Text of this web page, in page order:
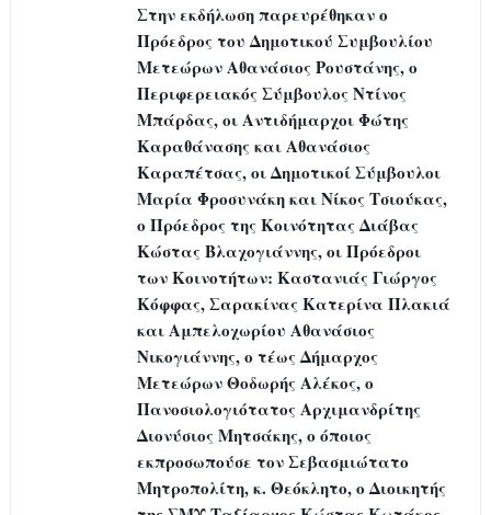
Στην εκδήλωση παρευρέθηκαν ο
Πρόεδρος του Δημοτικού Συμβουλίου
Μετεώρων Αθανάσιος Ρουστάνης, ο
Περιφερειακός Σύμβουλος Ντίνος
Μπάρδας, οι Αντιδήμαρχοι Φώτης
Καραθάνασης και Αθανάσιος
Καραπέτσας, οι Δημοτικοί Σύμβουλοι
Μαρία Φροσυνάκη και Νίκος Τσιούκας,
ο Πρόεδρος της Κοινότητας Διάβας
Κώστας Βλαχογιάννης, οι Πρόεδροι
των Κοινοτήτων: Καστανιάς Γιώργος
Κόφφας, Σαρακίνας Κατερίνα Πλακιά
και Αμπελοχωρίου Αθανάσιος
Νικογιάννης, ο τέως Δήμαρχος
Μετεώρων Θοδωρής Αλέκος, ο
Πανοσιολογιότατος Αρχιμανδρίτης
Διονύσιος Μητσάκης, ο όποιος
εκπροσωπούσε τον Σεβασμιώτατο
Μητροπολίτη, κ. Θεόκλητο, ο Διοικητής